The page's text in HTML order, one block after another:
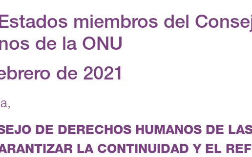
miembros del
de la ONU
de 2021
DE DERECHOS HUMANOS DE
LA CONTINUIDAD Y EL